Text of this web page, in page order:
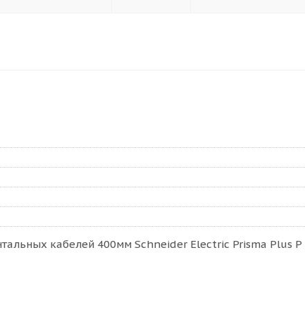
кабелей 400мм Schneider Electric Prisma Plus